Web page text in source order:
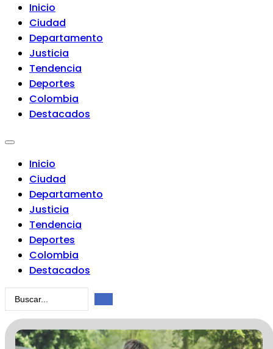
Inicio
Ciudad
Departamento
Justicia
Tendencia
Deportes
Colombia
Destacados
Inicio
Ciudad
Departamento
Justicia
Tendencia
Deportes
Colombia
Destacados
Search